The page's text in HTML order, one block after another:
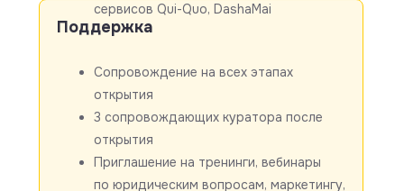
сервисов Qui-Quo, DashaMai
Поддержка
Сопровождение на всех этапах
открытия
3 сопровождающих куратора после
открытия
Приглашение на тренинги, вебинары
по юридическим вопросам, маркетингу,